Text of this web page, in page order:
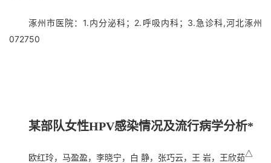
涿州市医院：1.内分泌科；2.呼吸内科；3.急诊科,河北涿州
072750
某部队女性HPV感染情况及流行病学分析*
欧红玲，马盈盈，李晓宁，白 静，张巧云，王 岩，王欣茹△